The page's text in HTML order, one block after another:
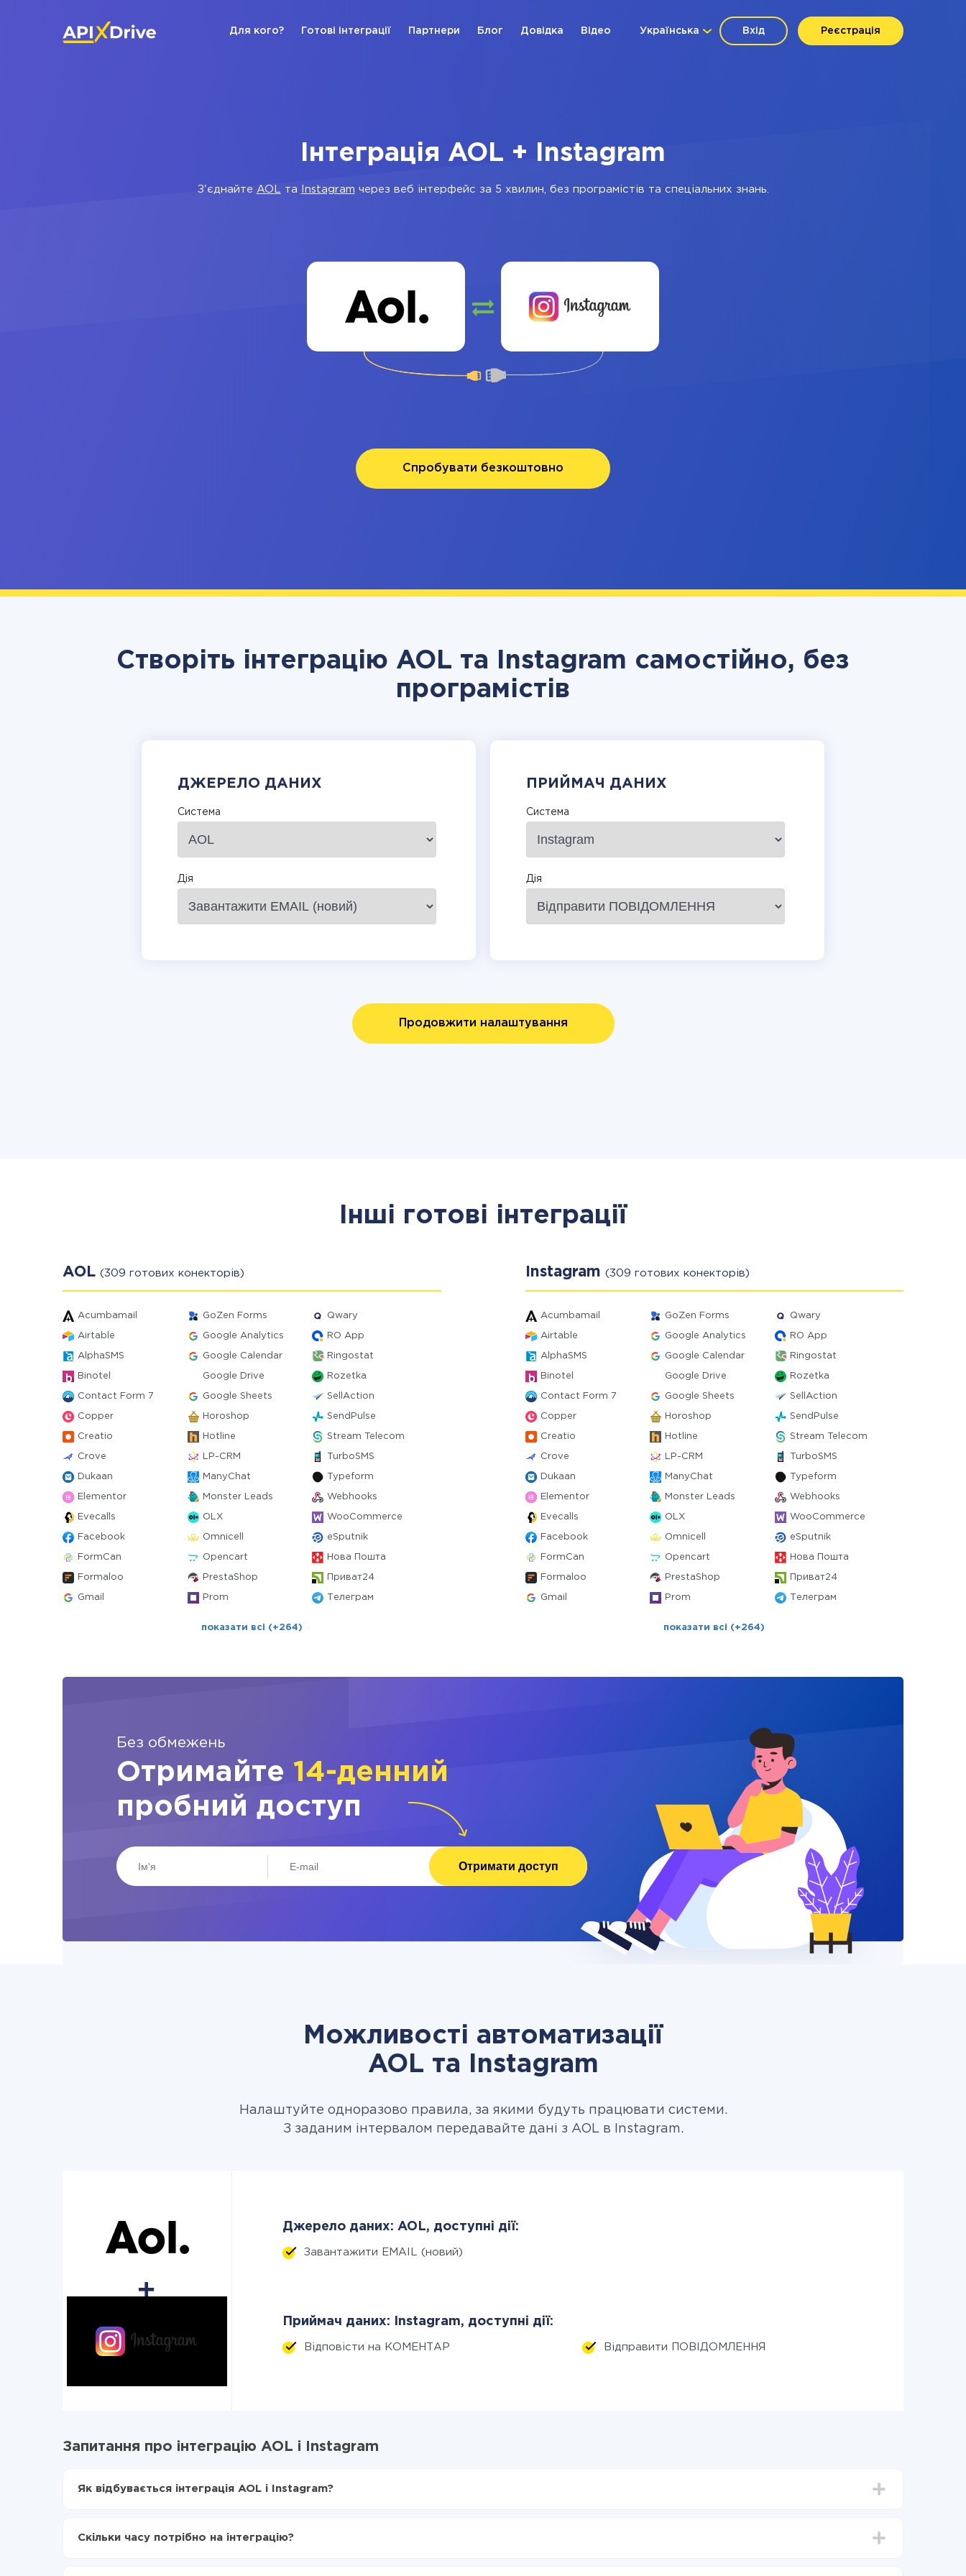
Вхід Реєстрація
Українська
Для кого? Готові інтеграції Партнери Блог Довідка Відео
Інтеграція AOL + Instagram
З'єднайте AOL та Instagram через веб інтерфейс за 5 хвилин, без програмістів та спеціальних знань.
Спробувати безкоштовно
Створіть інтеграцію AOL та Instagram самостійно, без
програмістів
ДЖЕРЕЛО ДАНИХ
Система
Дія
ПРИЙМАЧ ДАНИХ
Система
Дія
Продовжити налаштування
Інші готові інтеграції
AOL (309 готових конекторів)
Acumbamail GoZen Forms Qwary
Airtable Google Analytics RO App
AlphaSMS Google Calendar Ringostat
Binotel Google Drive Rozetka
Contact Form 7 Google Sheets SellAction
Copper Horoshop SendPulse
Creatio Hotline Stream Telecom
Crove LP-CRM TurboSMS
Dukaan ManyChat Typeform
Elementor Monster Leads Webhooks
Evecalls OLX WooCommerce
Facebook Omnicell eSputnik
FormCan Opencart Нова Пошта
Formaloo PrestaShop Приват24
Gmail Prom Телеграм
показати всі (+264)
Instagram (309 готових конекторів)
Acumbamail GoZen Forms Qwary
Airtable Google Analytics RO App
AlphaSMS Google Calendar Ringostat
Binotel Google Drive Rozetka
Contact Form 7 Google Sheets SellAction
Copper Horoshop SendPulse
Creatio Hotline Stream Telecom
Crove LP-CRM TurboSMS
Dukaan ManyChat Typeform
Elementor Monster Leads Webhooks
Evecalls OLX WooCommerce
Facebook Omnicell eSputnik
FormCan Opencart Нова Пошта
Formaloo PrestaShop Приват24
Gmail Prom Телеграм
показати всі (+264)
Без обмежень
Отримайте 14-денний
пробний доступ
Отримати доступ
Можливості автоматизації
AOL та Instagram
Налаштуйте одноразово правила, за якими будуть працювати системи.
З заданим інтервалом передавайте дані з AOL в Instagram.
Джерело даних: AOL, доступні дії:
Завантажити EMAIL (новий)
Приймач даних: Instagram, доступні дії:
Відповісти на КОМЕНТАР Відправити ПОВІДОМЛЕННЯ
Запитання про інтеграцію AOL і Instagram
Як відбувається інтеграція AOL і Instagram?
Включаєте автооновлення
Скільки часу потрібно на інтеграцію?